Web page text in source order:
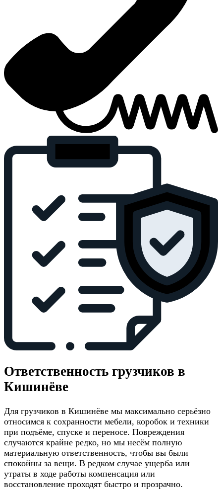
Ответственность грузчиков в
Кишинёве
Для грузчиков в Кишинёве мы максимально серьёзно
относимся к сохранности мебели, коробок и техники
при подъёме, спуске и переносе. Повреждения
случаются крайне редко, но мы несём полную
материальную ответственность, чтобы вы были
спокойны за вещи. В редком случае ущерба или
утраты в ходе работы компенсация или
восстановление проходят быстро и прозрачно.